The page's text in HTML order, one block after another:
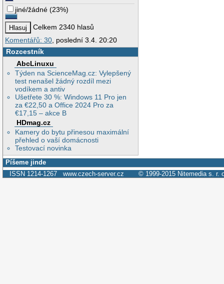
jiné/žádné (23%)
Celkem 2340 hlasů
Komentářů: 30 , poslední 3.4. 20:20
Rozcestník
AbcLinuxu
Týden na ScienceMag.cz: Vylepšený
test nenašel žádný rozdíl mezi
vodíkem a antiv
Ušetřete 30 %: Windows 11 Pro jen
za €22,50 a Office 2024 Pro za
€17,15 – akce B
HDmag.cz
Kamery do bytu přinesou maximální
přehled o vaší domácnosti
Testovací novinka
Píšeme jinde
ISSN 1214-1267 www.czech-server.cz © 1999-2015 Nitemedia s. r.